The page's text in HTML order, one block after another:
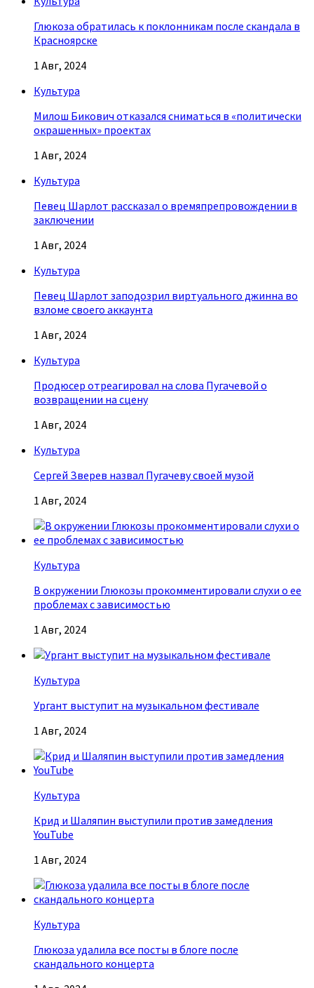
Глюкоза обратилась к поклонникам после скандала в
Красноярске
1 Авг, 2024
Культура
Милош Бикович отказался сниматься в «политически
окрашенных» проектах
1 Авг, 2024
Культура
Певец Шарлот рассказал о времяпрепровождении в
заключении
1 Авг, 2024
Культура
Певец Шарлот заподозрил виртуального джинна во
взломе своего аккаунта
1 Авг, 2024
Культура
Продюсер отреагировал на слова Пугачевой о
возвращении на сцену
1 Авг, 2024
Культура
Сергей Зверев назвал Пугачеву своей музой
1 Авг, 2024
Культура
В окружении Глюкозы прокомментировали слухи о ее
проблемах с зависимостью
1 Авг, 2024
Культура
Ургант выступит на музыкальном фестивале
1 Авг, 2024
Культура
Крид и Шаляпин выступили против замедления
YouTube
1 Авг, 2024
Культура
Глюкоза удалила все посты в блоге после
скандального концерта